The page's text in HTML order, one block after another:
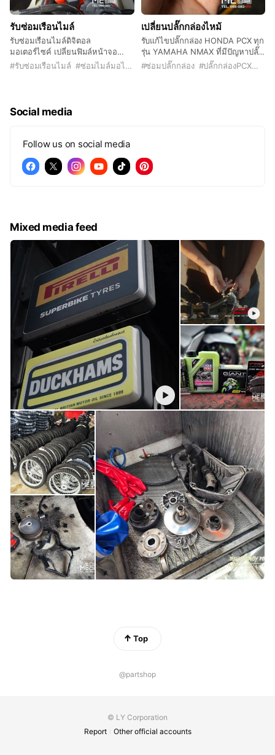
รับซ่อมเรือนไมล์
รับซ่อมเรือนไมล์ดิจิตอล
มอเตอร์ไซค์ เปลี่ยนฟิมล์หน้าจอ
จอดำ จอมองไม่เห็นตัวเลข เปลี่ยน
#รับซ่อมเรือนไมล์ #ซ่อมไมล์มอไซค์ #PCX
เปลี่ยนปลั๊กกล่องไหม้
รับแก้ไขปลั๊กกล่อง HONDA PCX ทุก
รุ่น YAMAHA NMAX ที่มีปัญหาปลั๊ก
กล่องไหม้ ไม่ต้องเบิกใหม่
#ซ่อมปลั๊กกล่อง #ปลั๊กกล่องPCX #
Social media
Follow us on social media
Mixed media feed
Top
@partshop
© LY Corporation
Report
Other official accounts